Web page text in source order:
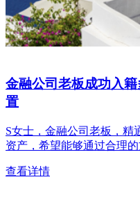
金融公司老板成功入
置
S女士，金融公司老板，精
资产，希望能够通过合理
查看详情